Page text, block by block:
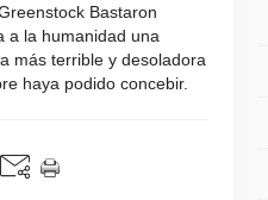
Bastaron
a la humanidad una
más terrible y desoladora
haya podido concebir.